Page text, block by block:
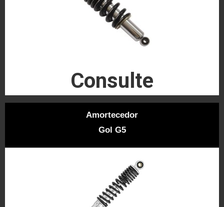
Consulte
Amortecedor
Gol G5